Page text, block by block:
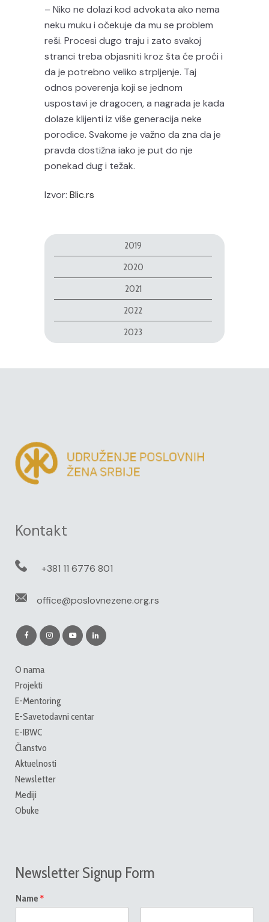
– Niko ne dolazi kod advokata ako nema
neku muku i očekuje da mu se problem
reši. Procesi dugo traju i zato svakoj
stranci treba objasniti kroz šta će proći i
da je potrebno veliko strpljenje. Taj
odnos poverenja koji se jednom
uspostavi je dragocen, a nagrada je kada
dolaze klijenti iz više generacija neke
porodice. Svakome je važno da zna da je
pravda dostižna iako je put do nje
ponekad dug i težak.
Izvor: Blic.rs
2019
2020
2021
2022
2023
Kontakt
+381 11 6776 801
office@poslovnezene.org.rs
O nama
Projekti
E-Mentoring
E-Savetodavni centar
E-IBWC
Članstvo
Aktuelnosti
Newsletter
Mediji
Obuke
Newsletter Signup Form
Name *